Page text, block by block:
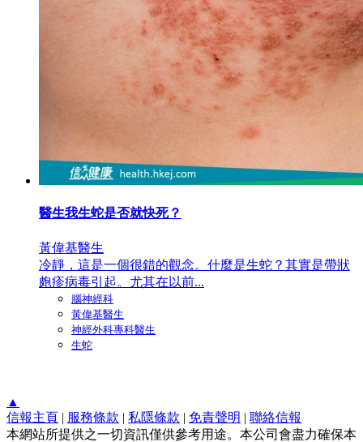
醫生我生蛇是否就快死？
黃偉基醫生
冷靜，這是一個很錯的觀念。什麼是生蛇？其實是帶狀
皰疹病毒引起。尤其在以前...
腦神經科
黃偉基醫生
神經外科專科醫生
生蛇
▲
信報主頁 | 服務條款 | 私隱條款 | 免責聲明 | 聯絡信報
本網站所提供之一切資訊僅供參考用途。本公司會盡力確保本